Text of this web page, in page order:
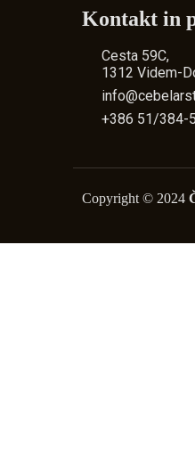
Kontakt in
Cesta 59C,
1312 Videm-
+386 51/384-
Copyright © 2024